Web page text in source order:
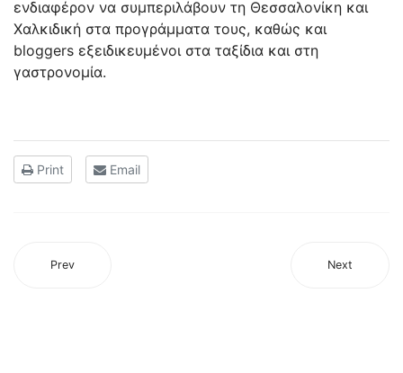
ενδιαφέρον να συμπεριλάβουν τη Θεσσαλονίκη και
Χαλκιδική στα προγράμματα τους, καθώς και
bloggers εξειδικευμένοι στα ταξίδια και στη
γαστρονομία.
Print Email
Prev Next